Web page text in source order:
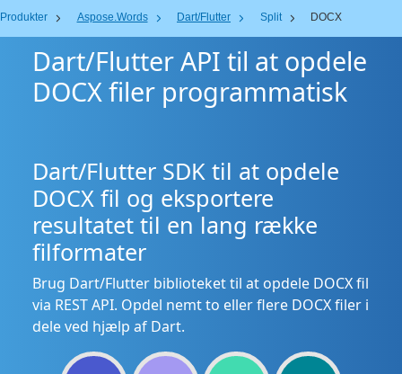
Produkter Aspose.Words Dart/Flutter Split DOCX
Dart/Flutter API til at opdele
DOCX filer programmatisk
Dart/Flutter SDK til at opdele
DOCX fil og eksportere
resultatet til en lang række
filformater
Brug Dart/Flutter biblioteket til at opdele DOCX fil
via REST API. Opdel nemt to eller flere DOCX filer i
dele ved hjælp af Dart.